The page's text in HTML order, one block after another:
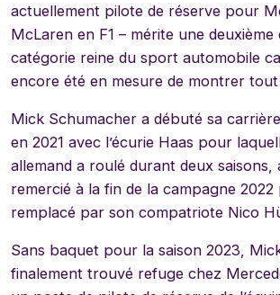
actuellement pilote de réserve pour
McLaren en F1 – mérite une deuxième
catégorie reine du sport automobile
encore été en mesure de montrer
Mick Schumacher a débuté sa
en 2021 avec l’écurie Haas pour
allemand a roulé durant deux saisons,
remercié à la fin de la campagne
remplacé par son compatriote Nico
Sans baquet pour la saison 2023,
finalement trouvé refuge chez